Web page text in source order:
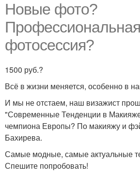
Новые фото?
Профессиональная
фотосессия?
1500 руб.?
Всё в жизни меняется, особенно в
И мы не отстаем, наш визажист
"Современные Тенденции в
чемпиона Европы? По макияжу и
Бахирева.
Самые модные, самые актуальные
Спешите попробовать!